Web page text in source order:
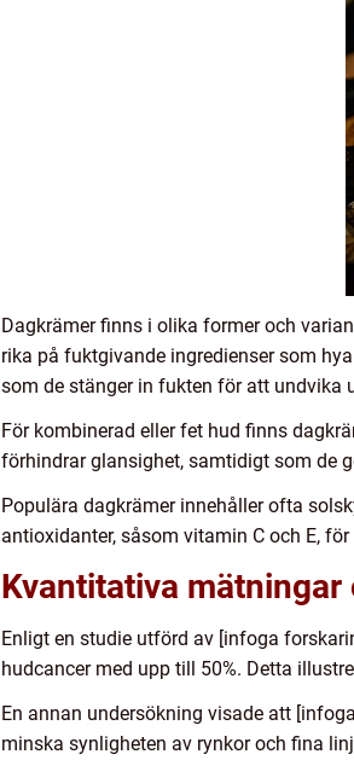
Dagkrämer finns i olika former och
rika på fuktgivande ingredienser som
som de stänger in fukten för att undvika
För kombinerad eller fet hud finns
förhindrar glansighet, samtidigt som de
Populära dagkrämer innehåller ofta
antioxidanter, såsom vitamin C och E,
Kvantitativa mätningar
Enligt en studie utförd av [infoga
hudcancer med upp till 50%. Detta
En annan undersökning visade att
minska synligheten av rynkor och fina